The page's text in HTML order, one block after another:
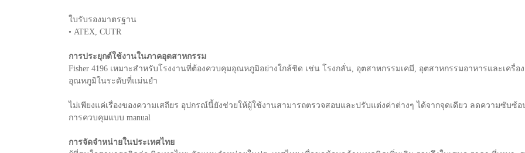
ใบรับรองมาตรฐาน
• ATEX, CUTR
การประยุกต์ใช้งานในภาคอุตสาหกรรม
Fisher 4196 เหมาะสำหรับโรงงานที่ต้องควบคุมอุณหภูมิอย่างใกล้ชิด เช่น โรงกลั่น, อุตสาหกรรมเคมี, อุตสาหกรรมอาหารและเครื่
อุณหภูมิในระดับที่แม่นยำ
ไม่เพียงแค่เรื่องของความเสถียร อุปกรณ์นี้ยังช่วยให้ผู้ใช้งานสามารถตรวจสอบและปรับแต่งค่าต่างๆ ได้จากจุดเดียว ลดความซับซ้
การควบคุมแบบ manual
การจัดจำหน่ายในประเทศไทย